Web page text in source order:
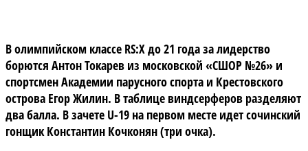
В олимпийском классе RS:X до 21 годаза лидерство
борются Антон Токарев из московской «СШОР №26» и
спортсмен Академии парусного спорта и Крестовского
острова Егор Жилин. В таблице виндсерферов разделяют
два балла. В зачете U-19 на первом месте идет сочинский
гонщик Константин Кочконян (три очка).